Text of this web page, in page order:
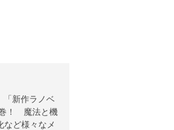
「新作ラノベ
巻！ 魔法と機
ど様々なメ